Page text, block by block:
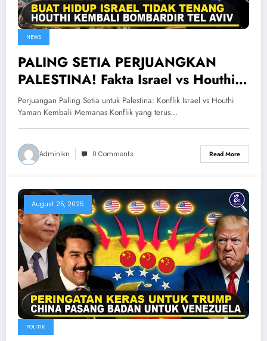
NEWS
PALING SETIA PERJUANGKAN
PALESTINA! Fakta Israel vs Houthi
Yaman Kembali Saling Balas
Serangan
Perjuangan Paling Setia untuk Palestina: Konflik Israel vs Houthi
Yaman Kembali Memanas Konflik yang terus…
Adminikn 0 Comments Read More
August 25, 2025
POLITIK